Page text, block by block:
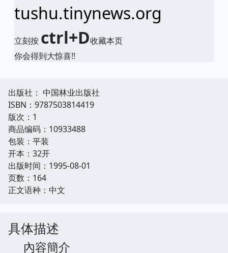
tushu.tinynews.org
立刻按 ctrl+D收藏本页
你会得到大惊喜!!
出版社： 中国林业出版社
ISBN：9787503814419
版次：1
商品编码：10933488
包装：平装
开本：32开
出版时间：1995-08-01
页数：164
正文语种：中文
具体描述
內容簡介